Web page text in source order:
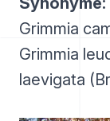
Grimmia
Grimmia
laevigata